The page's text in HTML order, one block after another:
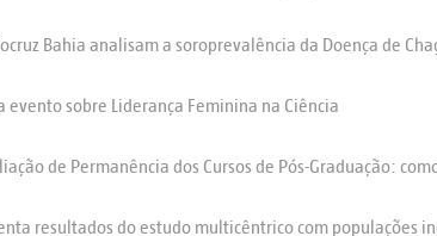
Bahia analisam a soroprevalência da Doença de
evento sobre Liderança Feminina na Ciência
de Permanência dos Cursos de Pós-Graduação:
resultados do estudo multicêntrico com populações